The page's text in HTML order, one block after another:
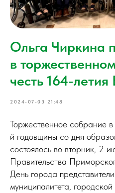
Ольга Чиркина
в
честь 164-
2024-07-03 21:48
Торжественное собрание
й годовщины со дня
состоялось во вторник, 2
Правительства
День города
муниципалитета,